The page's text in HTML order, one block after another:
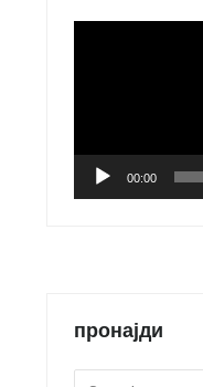
00:00
пронајди